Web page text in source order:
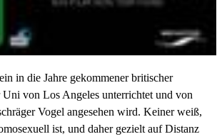
in die Jahre gekommener britischer
Uni von Los Angeles unterrichtet und von
Vogel angesehen wird. Keiner weiß,
ist, und daher gezielt auf Distanz